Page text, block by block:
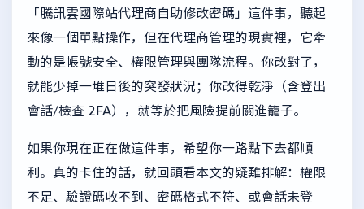
「騰訊雲國際站代理商自助修改密碼」這件事，聽起
來像一個單點操作，但在代理商管理的現實裡，它牽
動的是帳號安全、權限管理與團隊流程。你改對了，
就能少掉一堆日後的突發狀況；你改得乾淨（含登出
會話/檢查 2FA），就等於把風險提前關進籠子。
如果你現在正在做這件事，希望你一路點下去都順
利。真的卡住的話，就回頭看本文的疑難排解：權限
不足、驗證碼收不到、密碼格式不符、或會話未登